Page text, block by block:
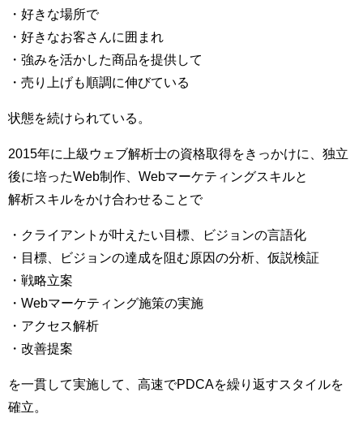
・好きな場所で
・好きなお客さんに囲まれ
・強みを活かした商品を提供して
・売り上げも順調に伸びている
状態を続けられている。
2015年に上級ウェブ解析士の資格取得をきっかけに、独立
後に培ったWeb制作、Webマーケティングスキルと
解析スキルをかけ合わせることで
・クライアントが叶えたい目標、ビジョンの言語化
・目標、ビジョンの達成を阻む原因の分析、仮説検証
・戦略立案
・Webマーケティング施策の実施
・アクセス解析
・改善提案
を一貫して実施して、高速でPDCAを繰り返すスタイルを
確立。